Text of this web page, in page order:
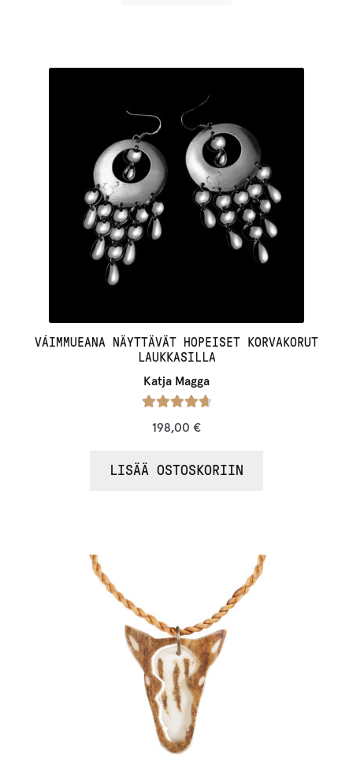
VÁIMMUEANA NÄYTTÄVÄT HOPEISET KORVAKORUT
LAUKKASILLA
Katja Magga
198,00 €
LISÄÄ OSTOSKORIIN